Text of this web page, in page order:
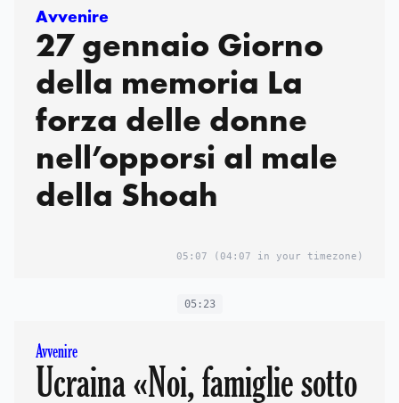
Avvenire
27 gennaio Giorno
della memoria La
forza delle donne
nell’opporsi al male
della Shoah
05:07 (04:07 in your timezone)
05:23
Avvenire
Ucraina «Noi, famiglie sotto